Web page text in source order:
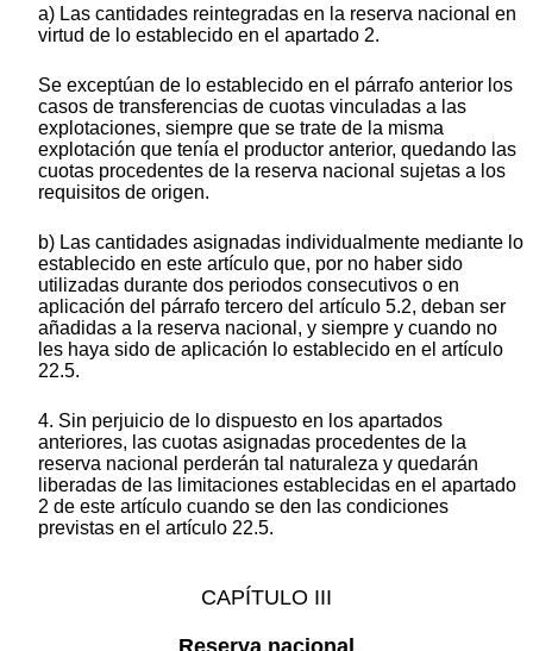
a) Las cantidades reintegradas en la reserva nacional en
virtud de lo establecido en el apartado 2.
Se exceptúan de lo establecido en el párrafo anterior los
casos de transferencias de cuotas vinculadas a las
explotaciones, siempre que se trate de la misma
explotación que tenía el productor anterior, quedando las
cuotas procedentes de la reserva nacional sujetas a los
requisitos de origen.
b) Las cantidades asignadas individualmente mediante lo
establecido en este artículo que, por no haber sido
utilizadas durante dos periodos consecutivos o en
aplicación del párrafo tercero del artículo 5.2, deban ser
añadidas a la reserva nacional, y siempre y cuando no
les haya sido de aplicación lo establecido en el artículo
22.5.
4. Sin perjuicio de lo dispuesto en los apartados
anteriores, las cuotas asignadas procedentes de la
reserva nacional perderán tal naturaleza y quedarán
liberadas de las limitaciones establecidas en el apartado
2 de este artículo cuando se den las condiciones
previstas en el artículo 22.5.
CAPÍTULO III
Reserva nacional